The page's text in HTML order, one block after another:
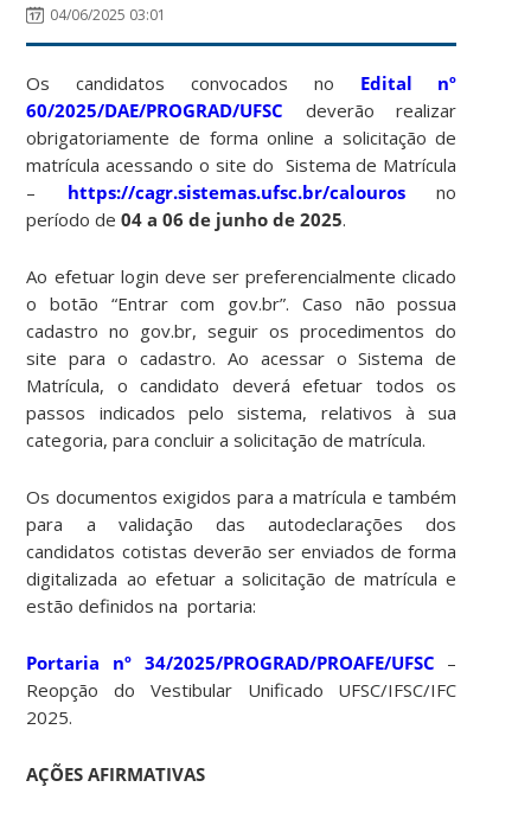
04/06/2025 03:01
Os candidatos convocados no Edital nº
60/2025/DAE/PROGRAD/UFSC deverão realizar
obrigatoriamente de forma online a solicitação de
matrícula acessando o site do Sistema de Matrícula
– https://cagr.sistemas.ufsc.br/calourosno
período de04 a 06 de junho de 2025.
Ao efetuar login deve ser preferencialmente clicado
o botão “Entrar com gov.br”. Caso não possua
cadastro no gov.br, seguir os procedimentos do
site para o cadastro. Ao acessar o Sistema de
Matrícula, o candidato deverá efetuar todos os
passos indicados pelo sistema, relativos à sua
categoria, para concluir a solicitação de matrícula.
Os documentos exigidos para a matrícula e também
para a validação das autodeclarações dos
candidatos cotistas deverão ser enviados de forma
digitalizada ao efetuar a solicitação de matrícula e
estão definidos na portaria:
Portaria nº 34/2025/PROGRAD/PROAFE/UFSC –
Reopção do Vestibular Unificado UFSC/IFSC/IFC
2025.
AÇÕES AFIRMATIVAS